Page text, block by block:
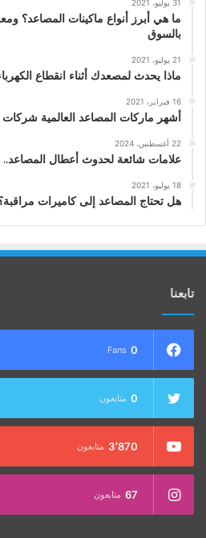
31 يوليو، 2021
ما هي أبرز أنواع ماكينات المصاعد؟
بالسوق
21 يوليو، 2021
ماذا يحدث لمصعدك أثناء انقطاع
16 فبراير، 2021
أشهر ماركات المصاعد العالمية
22 أغسطس، 2024
علامات شائعة لحدوث أعطال المصاعد..
18 يوليو، 2021
هل تحتاج المصاعد إلى كاميرات
تابعنا
0
Fans
0 متابعون
3٬870 متابعون
67 متابعون